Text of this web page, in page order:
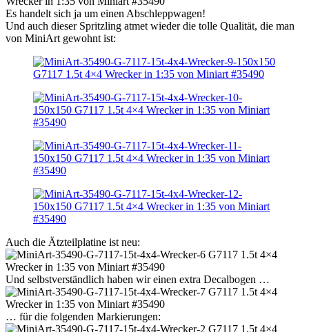
Es handelt sich ja um einen Abschleppwagen!
Und auch dieser Spritzling atmet wieder die tolle Qualität, die man
von MiniArt gewohnt ist:
Auch die Ätzteilplatine ist neu:
Und selbstverständlich haben wir einen extra Decalbogen …
… für die folgenden Markierungen: